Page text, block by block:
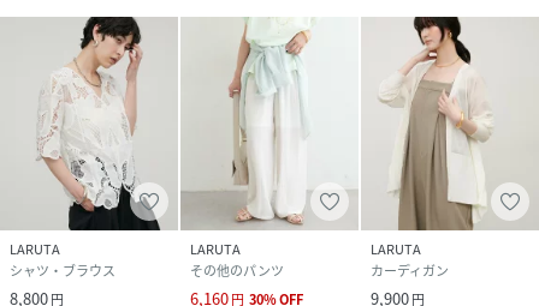
LARUTA
シャツ・ブラウス
8,800円
LARUTA
その他のパンツ
6,160円 30%OFF
LARUTA
カーディガン
9,900円